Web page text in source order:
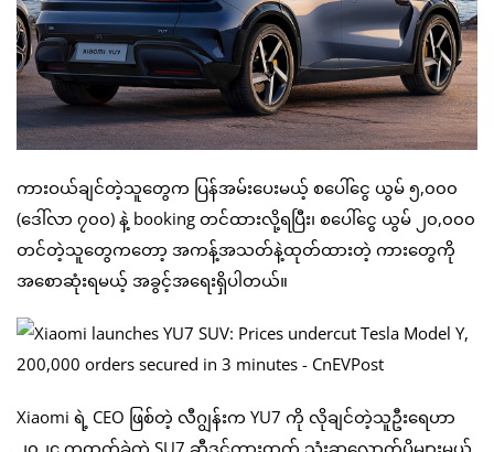
ကားဝယ်ချင်တဲ့သူတွေက ပြန်အမ်းပေးမယ့် စပေါ်ငွေ ယွမ် ၅,၀၀၀
(ဒေါ်လာ ၇၀၀) နဲ့ booking တင်ထားလို့ရပြီး၊ စပေါ်ငွေ ယွမ် ၂၀,၀၀၀
တင်တဲ့သူတွေကတော့ အကန့်အသတ်နဲ့ထုတ်ထားတဲ့ ကားတွေကို
အစောဆုံးရမယ့် အခွင့်အရေးရှိပါတယ်။
Xiaomi ရဲ့ CEO ဖြစ်တဲ့ လီဂျွန်းက YU7 ကို လိုချင်တဲ့သူဦးရေဟာ
၂၀၂၄ ကထွက်ခဲ့တဲ့ SU7 ဆီဒင်ကားထက် သုံးဆလောက်ပိုများမယ်